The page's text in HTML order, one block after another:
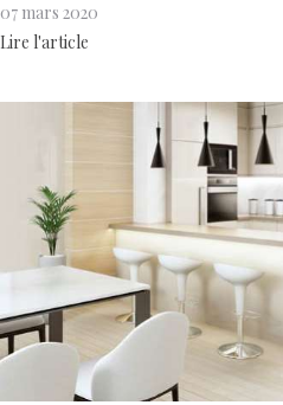
07 mars 2020
Lire l'article